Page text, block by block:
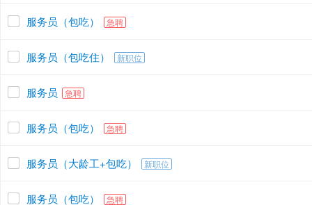
服务员（包吃） 急聘
服务员（包吃住） 新职位
服务员 急聘
服务员（包吃） 急聘
服务员（大龄工+包吃） 新职位
服务员（包吃） 急聘